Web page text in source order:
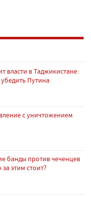
власти в Таджикистане:
Путина
с уничтожением
банды против чеченцев
этим стоит?